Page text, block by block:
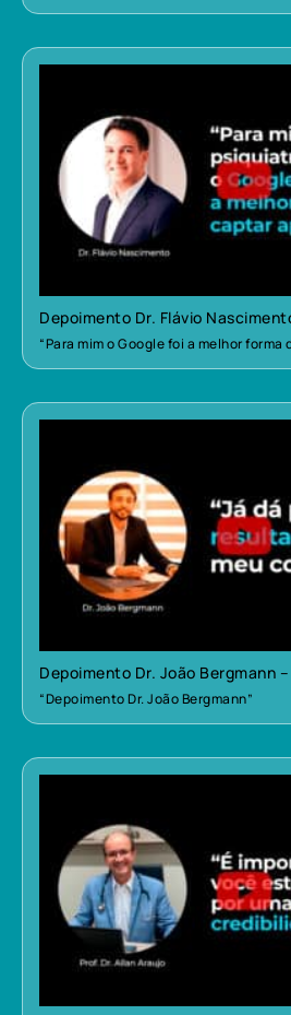
Depoimento Dr. Flávio
“Para mim o Google foi a melhor
Depoimento Dr. João Bergmann
“Depoimento Dr. João Bergmann”